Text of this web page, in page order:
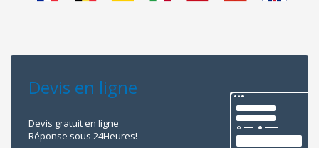
Devis en ligne
Devis gratuit en ligne
Réponse sous 24Heures!